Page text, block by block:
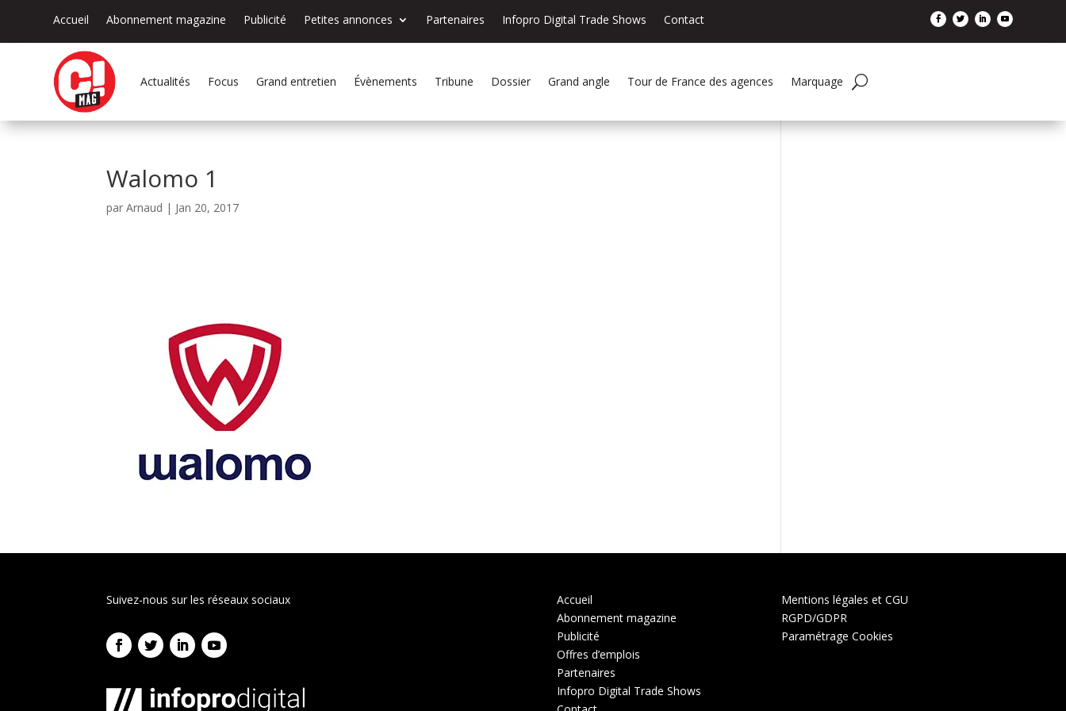
Accueil Abonnement magazine Publicité Petites annonces Partenaires Infopro Digital Trade Shows Contact
Actualités Focus Grand entretien Évènements Tribune Dossier Grand angle Tour de France des agences Marquage
Walomo 1
parArnaud | Jan 20, 2017
Suivez-nous sur les réseaux sociaux
Accueil
Abonnement magazine
Publicité
Offres d’emplois
Partenaires
Infopro Digital Trade Shows
Mentions légales et CGU
RGPD/GDPR
Paramétrage Cookies